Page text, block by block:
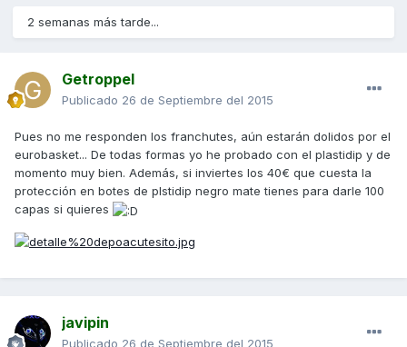
2 semanas más tarde...
Getroppel
Publicado 26 de Septiembre del 2015
Pues no me responden los franchutes, aún estarán dolidos por el
eurobasket... De todas formas yo he probado con el plastidip y de
momento muy bien. Además, si inviertes los 40€ que cuesta la
protección en botes de plstidip negro mate tienes para darle 100
capas si quieres
javipin
Publicado 26 de Septiembre del 2015